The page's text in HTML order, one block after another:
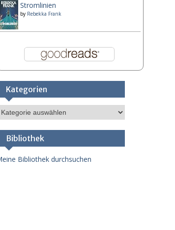
Stromlinien
by Rebekka Frank
Kategorien
Kategorien
Bibliothek
Bibliothek durchsuchen